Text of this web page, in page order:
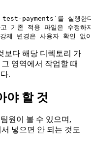
test-payments`를 실행한
기존 적용 파일은 수정하
변경은 사용자 확인 없
보다 해당 디렉토리 가
영역에서 작업할 때
.
야 할 것
원이 볼 수 있으며,
넣으면 안 되는 것도